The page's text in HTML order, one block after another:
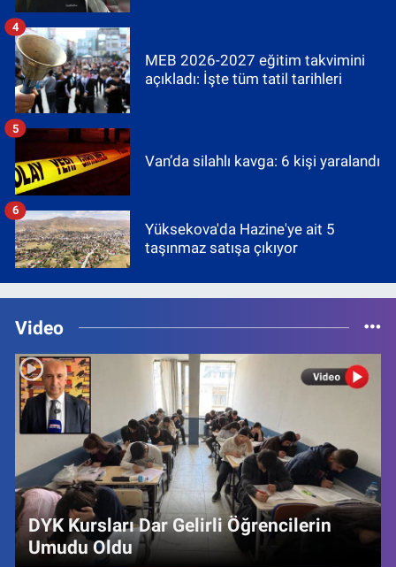
MEB 2026-2027 eğitim takvimini
açıkladı: İşte tüm tatil tarihleri
4
Van’da silahlı kavga: 6 kişi yaralandı
5
Yüksekova'da Hazine'ye ait 5
taşınmaz satışa çıkıyor
6
Video
DYK Kursları Dar Gelirli Öğrencilerin
Umudu Oldu